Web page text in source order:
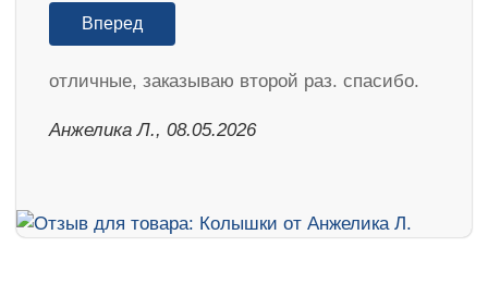
Вперед
отличные, заказываю второй раз. спасибо.
Анжелика Л., 08.05.2026